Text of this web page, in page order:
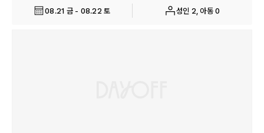
08.21 금 - 08.22 토 성인 2, 아동 0